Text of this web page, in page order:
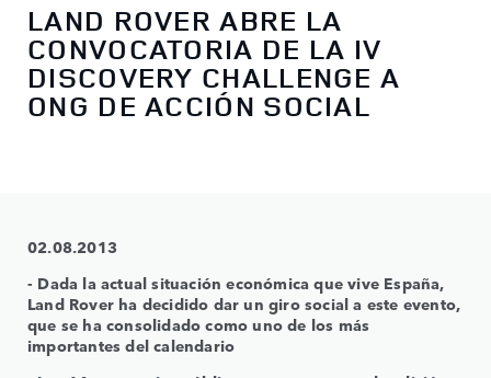
LAND ROVER ABRE LA
CONVOCATORIA DE LA IV
DISCOVERY CHALLENGE A
ONG DE ACCIÓN SOCIAL
02.08.2013
- Dada la actual situación económica que vive España,
Land Rover ha decidido dar un giro social a este evento,
que se ha consolidado como uno de los más
importantes del calendario